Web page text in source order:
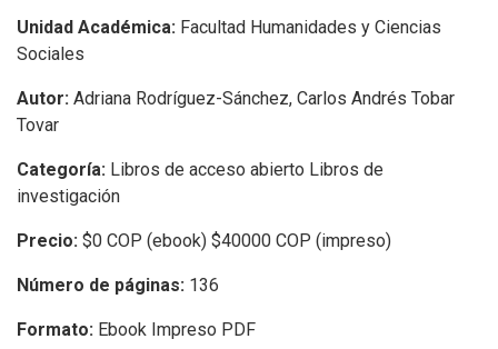
Unidad Académica: Facultad Humanidades y Ciencias
Sociales
Autor: Adriana Rodríguez-Sánchez, Carlos Andrés Tobar
Tovar
Categoría: Libros de acceso abierto Libros de
investigación
Precio: $0 COP (ebook) $40000 COP (impreso)
Número de páginas: 136
Formato: Ebook Impreso PDF